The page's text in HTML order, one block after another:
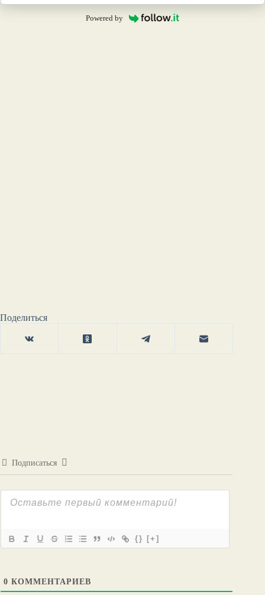
Powered by
Поделиться
Подписаться
{} [+]
0 КОММЕНТАРИЕВ